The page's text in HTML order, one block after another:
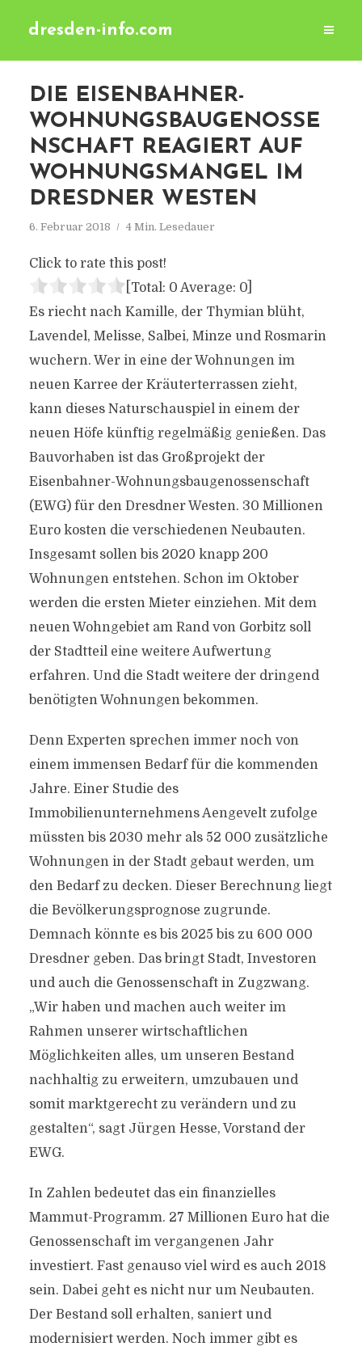
dresden-info.com
DIE EISENBAHNER-
WOHNUNGSBAUGENOSSE
NSCHAFT REAGIERT AUF
WOHNUNGSMANGEL IM
DRESDNER WESTEN
6. Februar 2018 4 Min. Lesedauer
Click to rate this post!
[Total: 0 Average: 0]
Es riecht nach Kamille, der Thymian blüht,
Lavendel, Melisse, Salbei, Minze und Rosmarin
wuchern. Wer in eine der Wohnungen im
neuen Karree der Kräuterterrassen zieht,
kann dieses Naturschauspiel in einem der
neuen Höfe künftig regelmäßig genießen. Das
Bauvorhaben ist das Großprojekt der
Eisenbahner-Wohnungsbaugenossenschaft
(EWG) für den Dresdner Westen. 30 Millionen
Euro kosten die verschiedenen Neubauten.
Insgesamt sollen bis 2020 knapp 200
Wohnungen entstehen. Schon im Oktober
werden die ersten Mieter einziehen. Mit dem
neuen Wohngebiet am Rand von Gorbitz soll
der Stadtteil eine weitere Aufwertung
erfahren. Und die Stadt weitere der dringend
benötigten Wohnungen bekommen.
Denn Experten sprechen immer noch von
einem immensen Bedarf für die kommenden
Jahre. Einer Studie des
Immobilienunternehmens Aengevelt zufolge
müssten bis 2030 mehr als 52 000 zusätzliche
Wohnungen in der Stadt gebaut werden, um
den Bedarf zu decken. Dieser Berechnung liegt
die Bevölkerungsprognose zugrunde.
Demnach könnte es bis 2025 bis zu 600 000
Dresdner geben. Das bringt Stadt, Investoren
und auch die Genossenschaft in Zugzwang.
„Wir haben und machen auch weiter im
Rahmen unserer wirtschaftlichen
Möglichkeiten alles, um unseren Bestand
nachhaltig zu erweitern, umzubauen und
somit marktgerecht zu verändern und zu
gestalten“, sagt Jürgen Hesse, Vorstand der
EWG.
In Zahlen bedeutet das ein finanzielles
Mammut-Programm. 27 Millionen Euro hat die
Genossenschaft im vergangenen Jahr
investiert. Fast genauso viel wird es auch 2018
sein. Dabei geht es nicht nur um Neubauten.
Der Bestand soll erhalten, saniert und
modernisiert werden. Noch immer gibt es